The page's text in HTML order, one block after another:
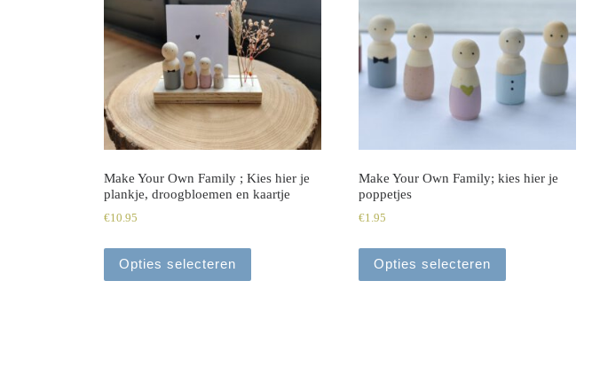
Make Your Own Family ; Kies hier je
plankje, droogbloemen en kaartje
€10.95
Opties selecteren
Make Your Own Family; kies hier je
poppetjes
€1.95
Opties selecteren